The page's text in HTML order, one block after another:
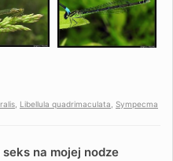
Libellula quadrimaculata Sympecma
na mojej nodze